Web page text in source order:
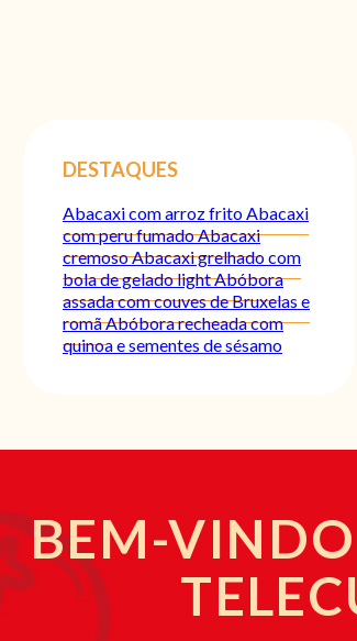
DESTAQUES
Abacaxi com arroz fritoAbacaxi
com peru fumadoAbacaxi
cremosoAbacaxi grelhado com
bola de gelado lightAbóbora
assada com couves de Bruxelas e
romãAbóbora recheada com
quinoa e sementes de sésamo
BEM-